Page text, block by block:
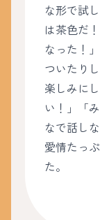
な形で試
は茶色だ
なった！
ついたり
楽しみに
い！」「
なで話し
愛情たっ
た。